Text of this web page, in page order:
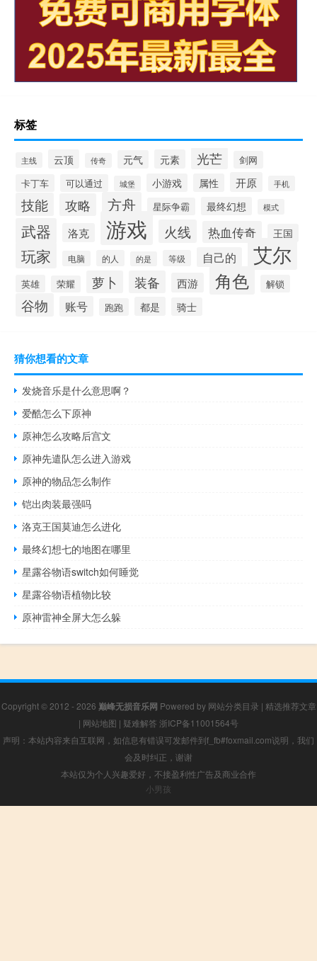
标签
主线 云顶 传奇 元气 元素 光芒
剑网
卡丁车
可以通过 城堡 小游戏 属性 开原 手机
技能 攻略 方舟 星际争霸 最终幻想 模式
武器 洛克 游戏 火线 热血传奇 王国
玩家 电脑 的人 的是 等级 自己的 艾尔
英雄 荣耀 萝卜 装备 西游 角色 解锁
谷物 账号 跑跑 都是 骑士
猜你想看的文章
发烧音乐是什么意思啊？
爱酷怎么下原神
原神怎么攻略后宫文
原神先遣队怎么进入游戏
原神的物品怎么制作
铠出肉装最强吗
洛克王国莫迪怎么进化
最终幻想七的地图在哪里
星露谷物语switch如何睡觉
星露谷物语植物比较
原神雷神全屏大怎么躲
Copyright © 2012 - 2026 巅峰无损音乐网 Powered by 网站分类目录 | 精选推荐文章
| 网站地图 | 疑难解答 浙ICP备11001564号
声明：本站内容来自互联网，如信息有错误可发邮件到f_fb#foxmail.com说明，我们
会及时纠正，谢谢
本站仅为个人兴趣爱好，不接盈利性广告及商业合作
小男孩